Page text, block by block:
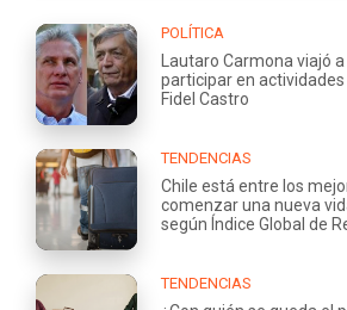
POLÍTICA
Lautaro Carmona viajó
participar en
Fidel Castro
TENDENCIAS
Chile está entre los
comenzar una nueva
según Índice Global de
TENDENCIAS